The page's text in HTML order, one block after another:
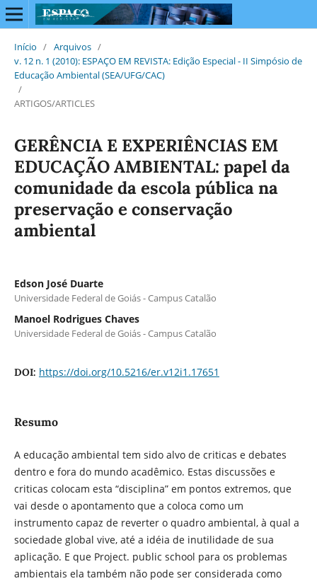
Início / Arquivos /
v. 12 n. 1 (2010): ESPAÇO EM REVISTA: Edição Especial - II Simpósio de
Educação Ambiental (SEA/UFG/CAC)
/
ARTIGOS/ARTICLES
GERÊNCIA E EXPERIÊNCIAS EM
EDUCAÇÃO AMBIENTAL: papel da
comunidade da escola pública na
preservação e conservação
ambiental
Edson José Duarte
Universidade Federal de Goiás - Campus Catalão
Manoel Rodrigues Chaves
Universidade Federal de Goiás - Campus Catalão
DOI: https://doi.org/10.5216/er.v12i1.17651
Resumo
A educação ambiental tem sido alvo de criticas e debates
dentro e fora do mundo acadêmico. Estas discussões e
criticas colocam esta “disciplina” em pontos extremos, que
vai desde o apontamento que a coloca como um
instrumento capaz de reverter o quadro ambiental, à qual a
sociedade global vive, até a idéia de inutilidade de sua
aplicação. E que Project. public school para os problemas
ambientais ela também não pode ser considerada como